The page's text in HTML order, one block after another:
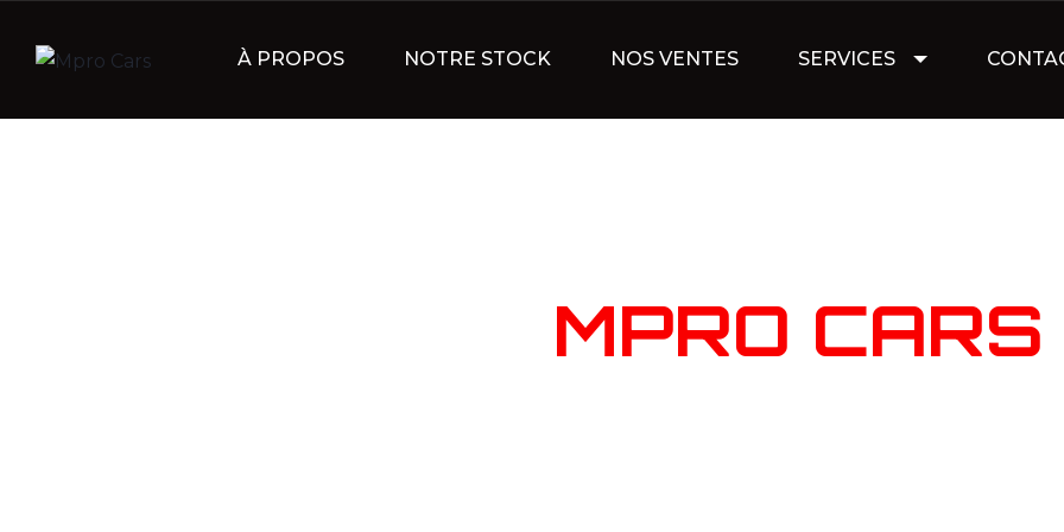
À PROPOS NOTRE STOCK NOS VENTES SERVICES
MPRO CARS